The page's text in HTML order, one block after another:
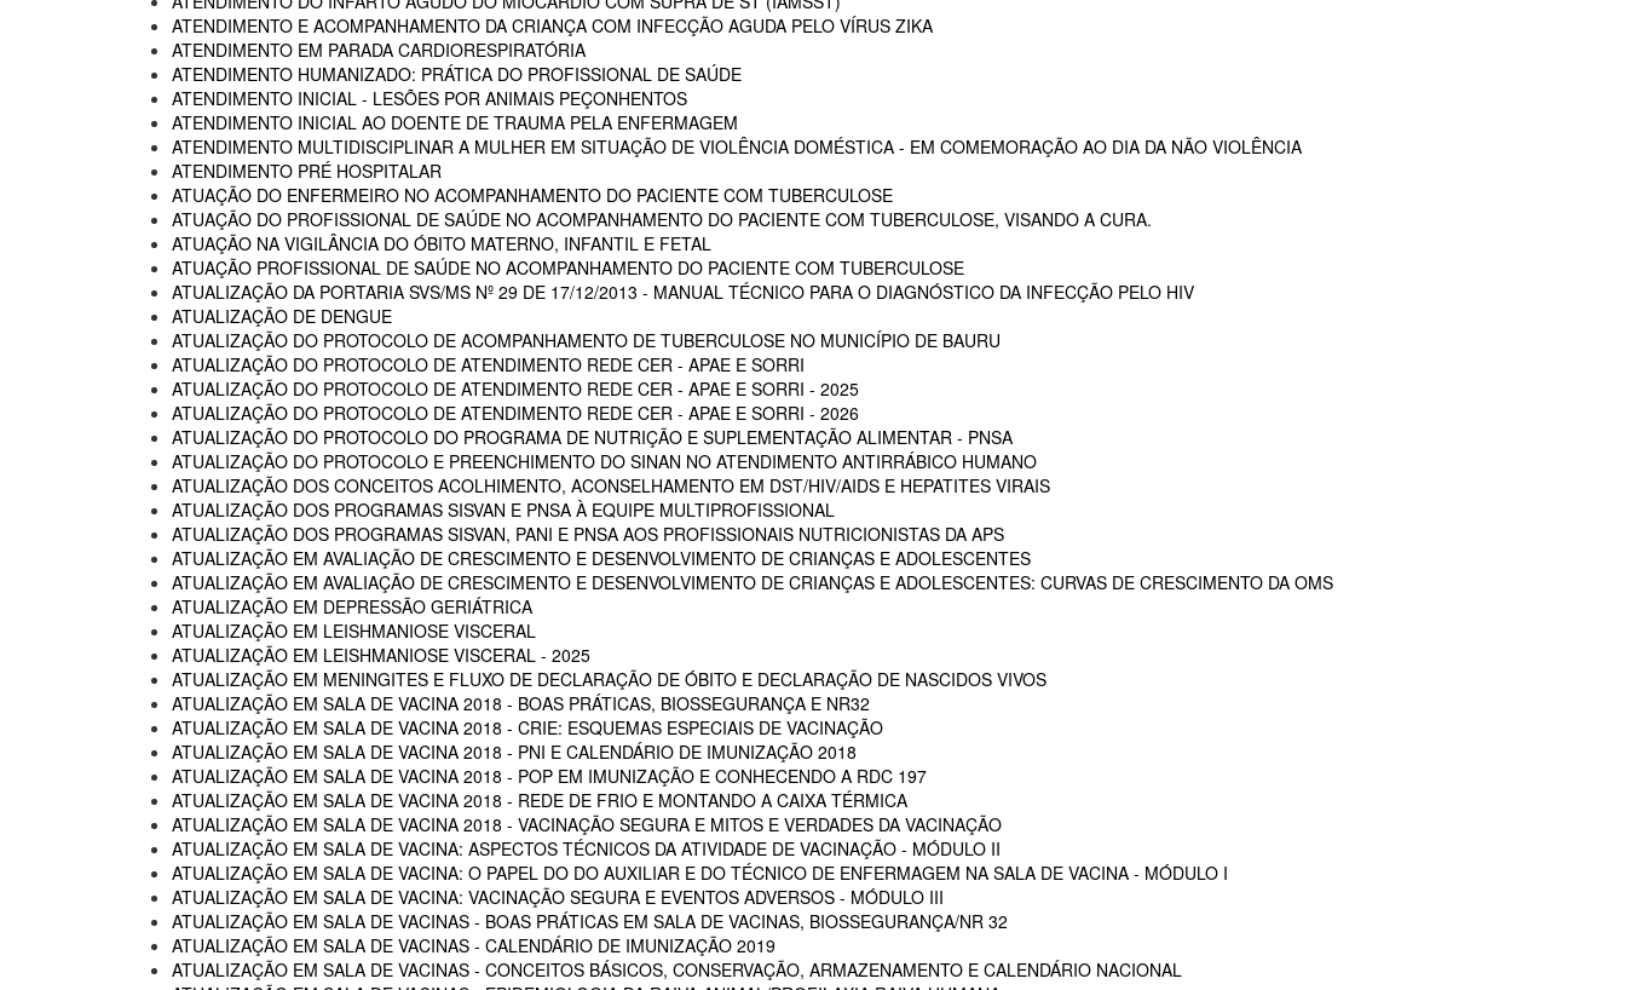
ATENDIMENTO E ACOMPANHAMENTO DA CRIANÇA COM INFECÇÃO AGUDA PELO VÍRUS ZIKA
ATENDIMENTO EM PARADA CARDIORESPIRATÓRIA
ATENDIMENTO HUMANIZADO: PRÁTICA DO PROFISSIONAL DE SAÚDE
ATENDIMENTO INICIAL - LESÕES POR ANIMAIS PEÇONHENTOS
ATENDIMENTO INICIAL AO DOENTE DE TRAUMA PELA ENFERMAGEM
ATENDIMENTO MULTIDISCIPLINAR A MULHER EM SITUAÇÃO DE VIOLÊNCIA DOMÉSTICA - EM COMEMORAÇÃO AO DIA DA NÃO VIOLÊNCIA
ATENDIMENTO PRÉ HOSPITALAR
ATUAÇÃO DO ENFERMEIRO NO ACOMPANHAMENTO DO PACIENTE COM TUBERCULOSE
ATUAÇÃO DO PROFISSIONAL DE SAÚDE NO ACOMPANHAMENTO DO PACIENTE COM TUBERCULOSE, VISANDO A CURA.
ATUAÇÃO NA VIGILÂNCIA DO ÓBITO MATERNO, INFANTIL E FETAL
ATUAÇÃO PROFISSIONAL DE SAÚDE NO ACOMPANHAMENTO DO PACIENTE COM TUBERCULOSE
ATUALIZAÇÃO DA PORTARIA SVS/MS Nº 29 DE 17/12/2013 - MANUAL TÉCNICO PARA O DIAGNÓSTICO DA INFECÇÃO PELO HIV
ATUALIZAÇÃO DE DENGUE
ATUALIZAÇÃO DO PROTOCOLO DE ACOMPANHAMENTO DE TUBERCULOSE NO MUNICÍPIO DE BAURU
ATUALIZAÇÃO DO PROTOCOLO DE ATENDIMENTO REDE CER - APAE E SORRI
ATUALIZAÇÃO DO PROTOCOLO DE ATENDIMENTO REDE CER - APAE E SORRI - 2025
ATUALIZAÇÃO DO PROTOCOLO DE ATENDIMENTO REDE CER - APAE E SORRI - 2026
ATUALIZAÇÃO DO PROTOCOLO DO PROGRAMA DE NUTRIÇÃO E SUPLEMENTAÇÃO ALIMENTAR - PNSA
ATUALIZAÇÃO DO PROTOCOLO E PREENCHIMENTO DO SINAN NO ATENDIMENTO ANTIRRÁBICO HUMANO
ATUALIZAÇÃO DOS CONCEITOS ACOLHIMENTO, ACONSELHAMENTO EM DST/HIV/AIDS E HEPATITES VIRAIS
ATUALIZAÇÃO DOS PROGRAMAS SISVAN E PNSA À EQUIPE MULTIPROFISSIONAL
ATUALIZAÇÃO DOS PROGRAMAS SISVAN, PANI E PNSA AOS PROFISSIONAIS NUTRICIONISTAS DA APS
ATUALIZAÇÃO EM AVALIAÇÃO DE CRESCIMENTO E DESENVOLVIMENTO DE CRIANÇAS E ADOLESCENTES
ATUALIZAÇÃO EM AVALIAÇÃO DE CRESCIMENTO E DESENVOLVIMENTO DE CRIANÇAS E ADOLESCENTES: CURVAS DE CRESCIMENTO DA OMS
ATUALIZAÇÃO EM DEPRESSÃO GERIÁTRICA
ATUALIZAÇÃO EM LEISHMANIOSE VISCERAL
ATUALIZAÇÃO EM LEISHMANIOSE VISCERAL - 2025
ATUALIZAÇÃO EM MENINGITES E FLUXO DE DECLARAÇÃO DE ÓBITO E DECLARAÇÃO DE NASCIDOS VIVOS
ATUALIZAÇÃO EM SALA DE VACINA 2018 - BOAS PRÁTICAS, BIOSSEGURANÇA E NR32
ATUALIZAÇÃO EM SALA DE VACINA 2018 - CRIE: ESQUEMAS ESPECIAIS DE VACINAÇÃO
ATUALIZAÇÃO EM SALA DE VACINA 2018 - PNI E CALENDÁRIO DE IMUNIZAÇÃO 2018
ATUALIZAÇÃO EM SALA DE VACINA 2018 - POP EM IMUNIZAÇÃO E CONHECENDO A RDC 197
ATUALIZAÇÃO EM SALA DE VACINA 2018 - REDE DE FRIO E MONTANDO A CAIXA TÉRMICA
ATUALIZAÇÃO EM SALA DE VACINA 2018 - VACINAÇÃO SEGURA E MITOS E VERDADES DA VACINAÇÃO
ATUALIZAÇÃO EM SALA DE VACINA: ASPECTOS TÉCNICOS DA ATIVIDADE DE VACINAÇÃO - MÓDULO II
ATUALIZAÇÃO EM SALA DE VACINA: O PAPEL DO DO AUXILIAR E DO TÉCNICO DE ENFERMAGEM NA SALA DE VACINA - MÓDULO I
ATUALIZAÇÃO EM SALA DE VACINA: VACINAÇÃO SEGURA E EVENTOS ADVERSOS - MÓDULO III
ATUALIZAÇÃO EM SALA DE VACINAS - BOAS PRÁTICAS EM SALA DE VACINAS, BIOSSEGURANÇA/NR 32
ATUALIZAÇÃO EM SALA DE VACINAS - CALENDÁRIO DE IMUNIZAÇÃO 2019
ATUALIZAÇÃO EM SALA DE VACINAS - CONCEITOS BÁSICOS, CONSERVAÇÃO, ARMAZENAMENTO E CALENDÁRIO NACIONAL